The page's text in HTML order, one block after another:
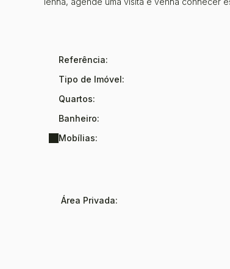
Referência:
Tipo de Imóvel:
Quartos:
Banheiro:
Mobílias:
Área Privada: